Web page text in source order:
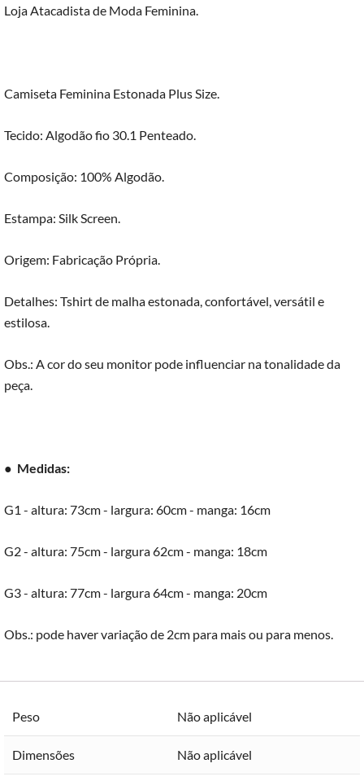
Loja Atacadista de Moda Feminina.
Camiseta Feminina Estonada Plus Size.
Tecido: Algodão fio 30.1 Penteado.
Composição: 100% Algodão.
Estampa: Silk Screen.
Origem: Fabricação Própria.
Detalhes: Tshirt de malha estonada, confortável, versátil e
estilosa.
Obs.: A cor do seu monitor pode influenciar na tonalidade da
peça.
● Medidas:
G1 - altura: 73cm - largura: 60cm - manga: 16cm
G2 - altura: 75cm - largura 62cm - manga: 18cm
G3 - altura: 77cm - largura 64cm - manga: 20cm
Obs.: pode haver variação de 2cm para mais ou para menos.
Peso Não aplicável
Dimensões Não aplicável